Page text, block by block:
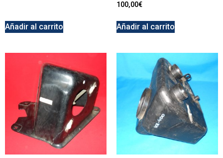
Añadir al carrito
100,00€
Añadir al carrito